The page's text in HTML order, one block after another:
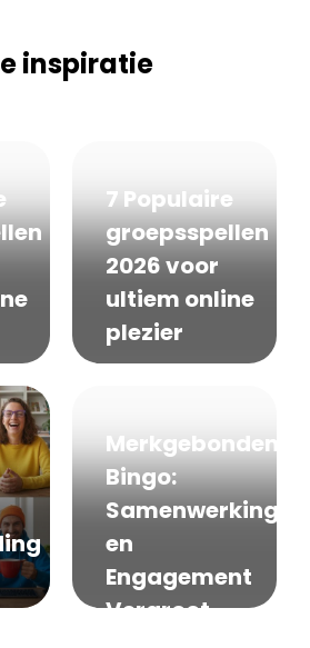
inspiratie
7 Populaire
groepsspellen
2026 voor
ultiem online
plezier
Merkgebonden
Bingo:
Samenwerking
en
Engagement
Vergroot